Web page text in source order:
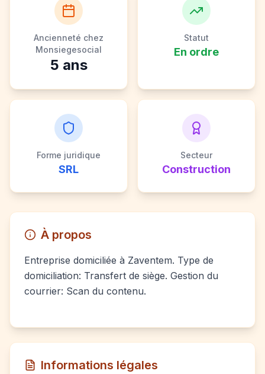
Ancienneté chez
Monsiegesocial
5 ans
Statut
En ordre
Forme juridique
SRL
Secteur
Construction
À propos
Entreprise domiciliée à Zaventem. Type de
domiciliation: Transfert de siège. Gestion du
courrier: Scan du contenu.
Informations légales